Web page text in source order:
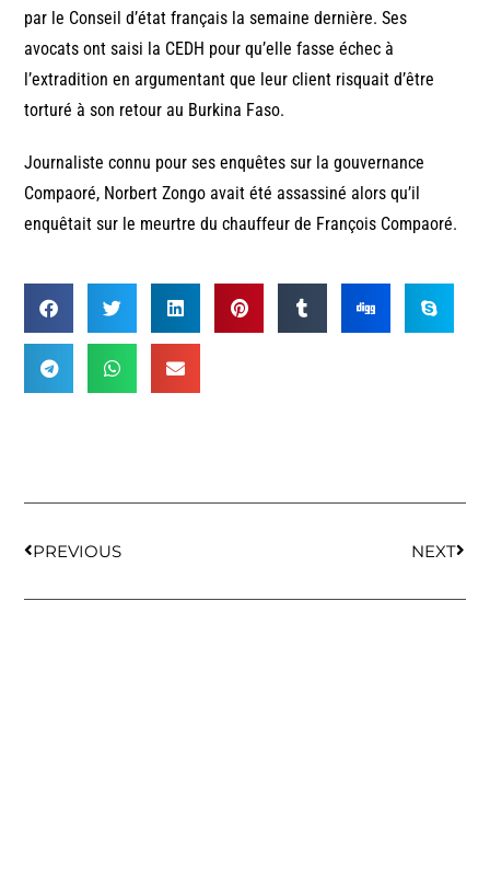
par le Conseil d’état français la semaine dernière. Ses
avocats ont saisi la CEDH pour qu’elle fasse échec à
l’extradition en argumentant que leur client risquait d’être
torturé à son retour au Burkina Faso.
Journaliste connu pour ses enquêtes sur la gouvernance
Compaoré, Norbert Zongo avait été assassiné alors qu’il
enquêtait sur le meurtre du chauffeur de François Compaoré.
PREVIOUS NEXT